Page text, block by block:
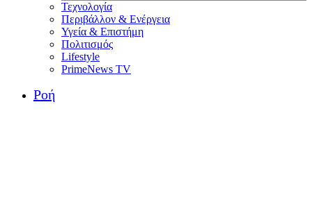
Τεχνολογία
Περιβάλλον & Ενέργεια
Υγεία & Επιστήμη
Πολιτισμός
Lifestyle
PrimeNews TV
Ροή